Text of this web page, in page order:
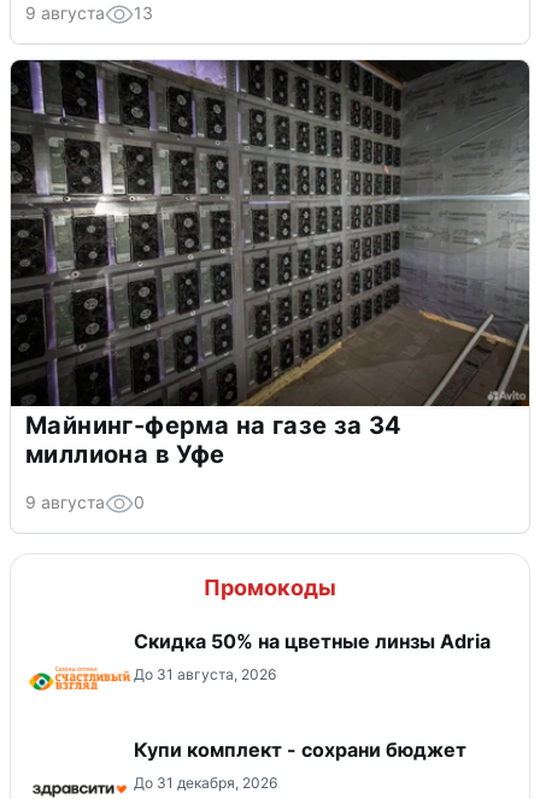
9 августа 13
Майнинг-ферма на газе за 34
миллиона в Уфе
9 августа 0
Промокоды
Скидка 50% на цветные линзы Adria
До 31 августа, 2026
Купи комплект - сохрани бюджет
До 31 декабря, 2026